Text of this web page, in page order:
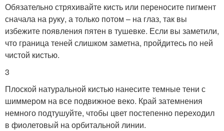
Обязательно стряхивайте кисть или переносите пигмент
сначала на руку, а только потом – на глаз, так вы
избежите появления пятен в тушевке. Если вы заметили,
что граница теней слишком заметна, пройдитесь по ней
чистой кистью.
3
Плоской натуральной кистью нанесите темные тени с
шиммером на все подвижное веко. Край затемнения
немного подтушуйте, чтобы цвет постепенно переходил
в фиолетовый на орбитальной линии.